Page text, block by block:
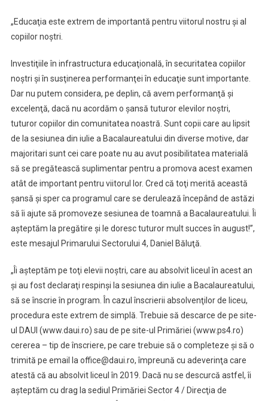
„Educaţia este extrem de importantă pentru viitorul nostru şi al
copiilor noştri.
Investiţiile în infrastructura educaţională, în securitatea copiilor
noştri şi în susţinerea performanţei în educaţie sunt importante.
Dar nu putem considera, pe deplin, că avem performanţă şi
excelenţă, dacă nu acordăm o şansă tuturor elevilor noştri,
tuturor copiilor din comunitatea noastră. Sunt copii care au lipsit
de la sesiunea din iulie a Bacalaureatului din diverse motive, dar
majoritari sunt cei care poate nu au avut posibilitatea materială
să se pregătească suplimentar pentru a promova acest examen
atât de important pentru viitorul lor. Cred că toţi merită această
şansă şi sper ca programul care se derulează începând de astăzi
să îi ajute să promoveze sesiunea de toamnă a Bacalaureatului. Îi
aşteptăm la pregătire şi le doresc tuturor mult succes în august!”,
este mesajul Primarului Sectorului 4, Daniel Băluţă.
„Îi aşteptăm pe toţi elevii noştri, care au absolvit liceul în acest an
şi au fost declaraţi respinşi la sesiunea din iulie a Bacalaureatului,
să se înscrie în program. În cazul înscrierii absolvenţilor de liceu,
procedura este extrem de simplă. Trebuie să descarce de pe site-
ul DAUI (www.daui.ro) sau de pe site-ul Primăriei (www.ps4.ro)
cererea – tip de înscriere, pe care trebuie să o completeze şi să o
trimită pe email la office@daui.ro, împreună cu adeverinţa care
atestă că au absolvit liceul în 2019. Dacă nu se descurcă astfel, îi
aşteptăm cu drag la sediul Primăriei Sector 4 / Direcţia de